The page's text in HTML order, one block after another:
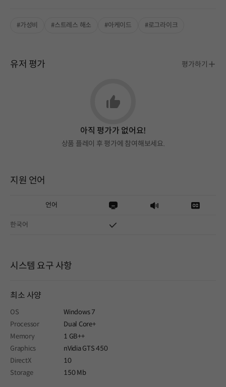
#가성비 #스트레스 해소 #아케이드 #로그라이크
유저 평가 평가하기
아직 평가가 없어요!
상품 플레이 후 평가에 참여해보세요.
지원 언어
언어
한국어
시스템 요구 사항
최소 사양
OS
Windows 7
Processor
Dual Core+
Memory
1 GB++
Graphics
nVidia GTS 450
DirectX
10
Storage
150 Mb